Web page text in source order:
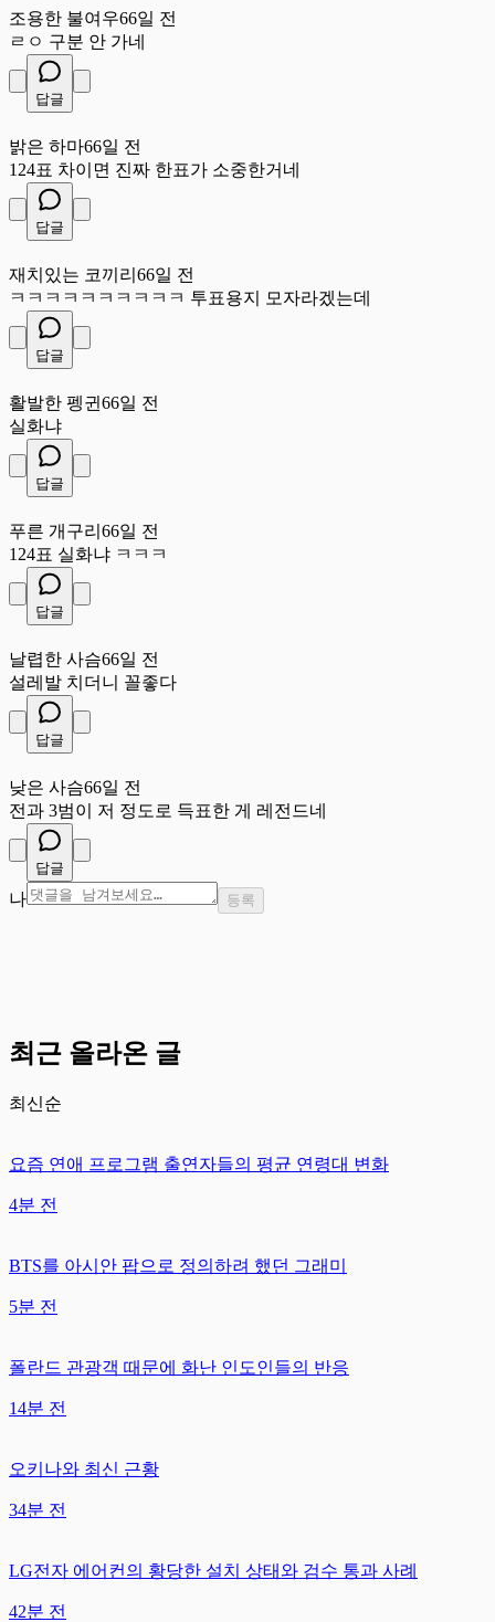
조용한 불여우66일 전
ㄹㅇ 구분 안 가네
답글
밝은 하마66일 전
124표 차이면 진짜 한표가 소중한거네
답글
재치있는 코끼리 66일 전
ㅋㅋㅋㅋㅋㅋㅋㅋㅋㅋ 투표용지 모자라겠는데
답글
활발한 펭귄 66일 전
실화냐
답글
푸른 개구리 66일 전
124표 실화냐 ㅋㅋㅋ
답글
날렵한 사슴66일 전
설레발 치더니 꼴좋다
답글
낮은 사슴66일 전
전과 3범이 저 정도로 득표한 게 레전드네
답글
나 등록
최근 올라온 글
최신순
요즘 연애 프로그램 출연자들의 평균 연령대 변화
4분 전
BTS를 아시안 팝으로 정의하려 했던 그래미
5분 전
폴란드 관광객 때문에 화난 인도인들의 반응
14분 전
오키나와 최신 근황
34분 전
LG전자 에어컨의 황당한 설치 상태와 검수 통과 사례
42분 전